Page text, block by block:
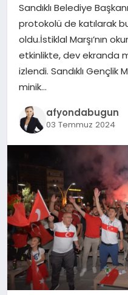
EKONOMI
MAGAZIN
SAĞLIK
SPOR
YAŞAM
Sandıklı Belediye
protokolü de katılarak
oldu.İstiklal Marşı’nın
etkinlikte, dev ekranda
izlendi. Sandıklı Gençlik
minik…
afyondabugun
03 Temmuz 2024